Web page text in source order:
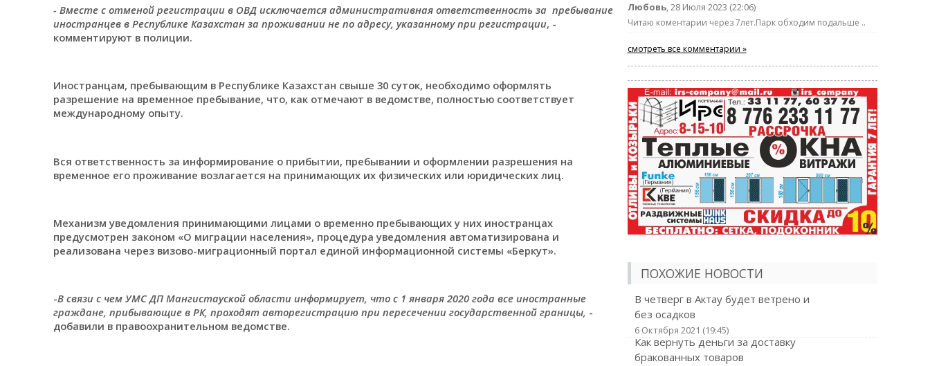
- Вместе с отменой регистрации в ОВД исключается административная ответственность за пребывание
иностранцев в Республике Казахстан за проживании не по адресу, указанному при регистрации, -
комментируют в полиции.
Иностранцам, пребывающим в Республике Казахстан свыше 30 суток, необходимо оформлять
разрешение на временное пребывание, что, как отмечают в ведомстве, полностью соответствует
международному опыту.
Вся ответственность за информирование о прибытии, пребывании и оформлении разрешения на
временное его проживание возлагается на принимающих их физических или юридических лиц.
Механизм уведомления принимающими лицами о временно пребывающих у них иностранцах
предусмотрен законом «О миграции населения», процедура уведомления автоматизирована и
реализована через визово-миграционный портал единой информационной системы «Беркут».
-В связи с чем УМС ДП Мангистауской области информирует, что с 1 января 2020 года все иностранные
граждане, прибывающие в РК, проходят авторегистрацию при пересечении государственной границы, -
добавили в правоохранительном ведомстве.
Любовь, 28 Июля 2023 (22:06)
Читаю коментарии через 7лет.Парк обходим подальше ..
смотреть все комментарии »
ПОХОЖИЕ НОВОСТИ
В четверг в Актау будет ветрено и
без осадков
6 Октября 2021 (19:45)
Как вернуть деньги за доставку
бракованных товаров